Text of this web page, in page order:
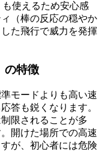
使えるため安心感
（棒の反応の穏やか
た飛行で威力を発揮
の特徴
モードよりも高い速
答も鋭くなります。
限されることが多
開けた場所での高速
が、初心者には危険